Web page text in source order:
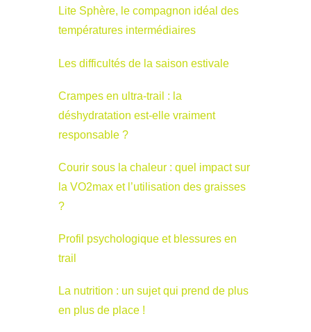
Lite Sphère, le compagnon idéal des
températures intermédiaires
Les difficultés de la saison estivale
Crampes en ultra-trail : la
déshydratation est-elle vraiment
responsable ?
Courir sous la chaleur : quel impact sur
la VO2max et l’utilisation des graisses
?
Profil psychologique et blessures en
trail
La nutrition : un sujet qui prend de plus
en plus de place !